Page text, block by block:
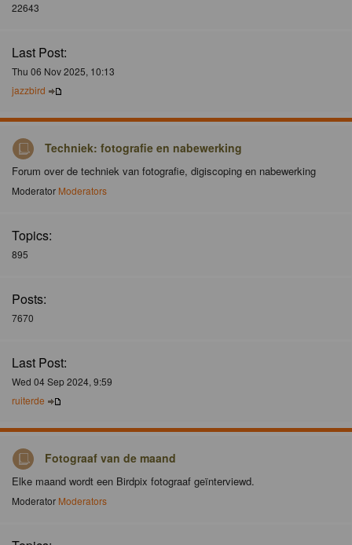
22643
Last Post:
Thu 06 Nov 2025, 10:13
jazzbird
Techniek: fotografie en nabewerking
Forum over de techniek van fotografie, digiscoping en nabewerking
Moderator Moderators
Topics:
895
Posts:
7670
Last Post:
Wed 04 Sep 2024, 9:59
ruiterde
Fotograaf van de maand
Elke maand wordt een Birdpix fotograaf geïnterviewd.
Moderator Moderators